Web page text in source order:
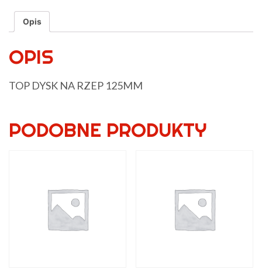
Opis
OPIS
TOP DYSK NA RZEP 125MM
PODOBNE PRODUKTY